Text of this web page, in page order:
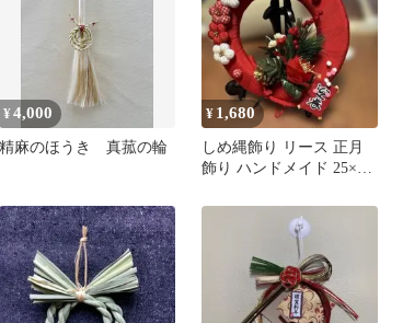
¥4,000
精麻のほうき 真菰の輪
¥ 1,680
しめ縄飾り リース 正月
飾り ハンドメイド 25×25